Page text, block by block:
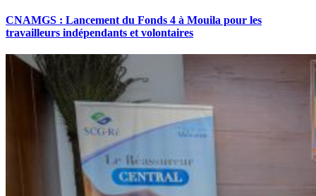
CNAMGS : Lancement du Fonds 4 à Mouila pour les
travailleurs indépendants et volontaires